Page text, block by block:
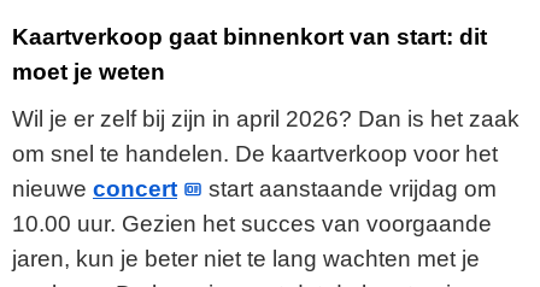
Kaartverkoop gaat binnenkort van start: dit
moet je weten
Wil je er zelf bij zijn in april 2026? Dan is het zaak
om snel te handelen. De kaartverkoop voor het
nieuwe concert
start aanstaande vrijdag om
10.00 uur. Gezien het succes van voorgaande
jaren, kun je beter niet te lang wachten met je